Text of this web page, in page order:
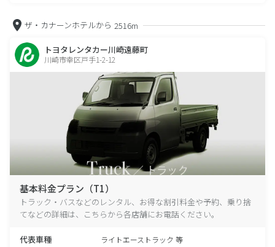
ザ・カナーンホテルから 2516m
トヨタレンタカー川崎遠藤町
川崎市幸区戸手1-2-12
基本料金プラン（T1）
トラック・バスなどのレンタル、お得な割引料金や予約、乗り捨
てなどの詳細は、こちらから各店舗にお電話ください。
代表車種 ライトエーストラック 等